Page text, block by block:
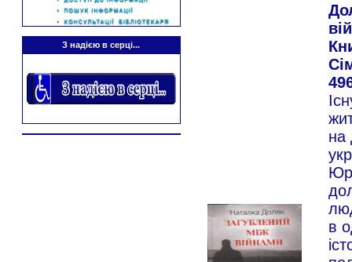
З надією в серці...
на
в